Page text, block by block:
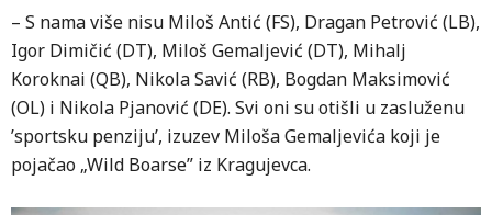
– S nama više nisu Miloš Antić (FS), Dragan Petrović (LB),
Igor Dimičić (DT), Miloš Gemaljević (DT), Mihalj
Koroknai (QB), Nikola Savić (RB), Bogdan Maksimović
(OL) i Nikola Pjanović (DE). Svi oni su otišli u zasluženu
’sportsku penziju’, izuzev Miloša Gemaljevića koji je
pojačao „Wild Boarse” iz Kragujevca.